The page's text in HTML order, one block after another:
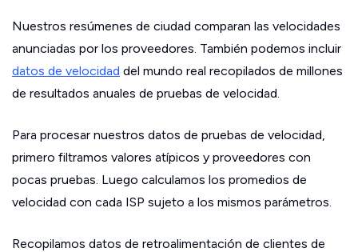
Nuestros resúmenes de ciudad comparan las velocidades
anunciadas por los proveedores. También podemos incluir
datos de velocidad del mundo real recopilados de millones
de resultados anuales de pruebas de velocidad.
Para procesar nuestros datos de pruebas de velocidad,
primero filtramos valores atípicos y proveedores con
pocas pruebas. Luego calculamos los promedios de
velocidad con cada ISP sujeto a los mismos parámetros.
Recopilamos datos de retroalimentación de clientes de